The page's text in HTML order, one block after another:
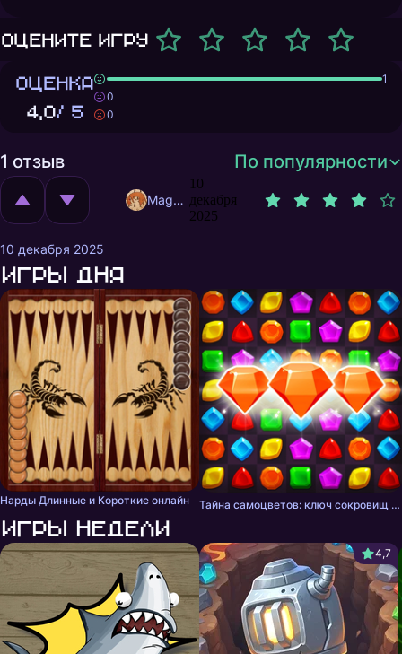
Оцените игру
ОЦЕНКА
4,0/ 5
1
0
0
1 отзыв По популярности
MagnificentMrFox
10
декабря
2025
10 декабря 2025
Игры дня
Нарды Длинные и Короткие онлайн Тайна самоцветов: ключ сокровищ - три в ряд
Игры недели
4,7